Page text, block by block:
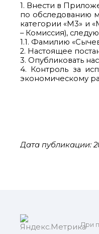
1. Внести в
по обследованию
категории «М3» и
– Комиссия),
1.1. Фамилию
2. Настоящее
3. Опубликовать
4. Контроль за
экономическому
Дата публикации:
При